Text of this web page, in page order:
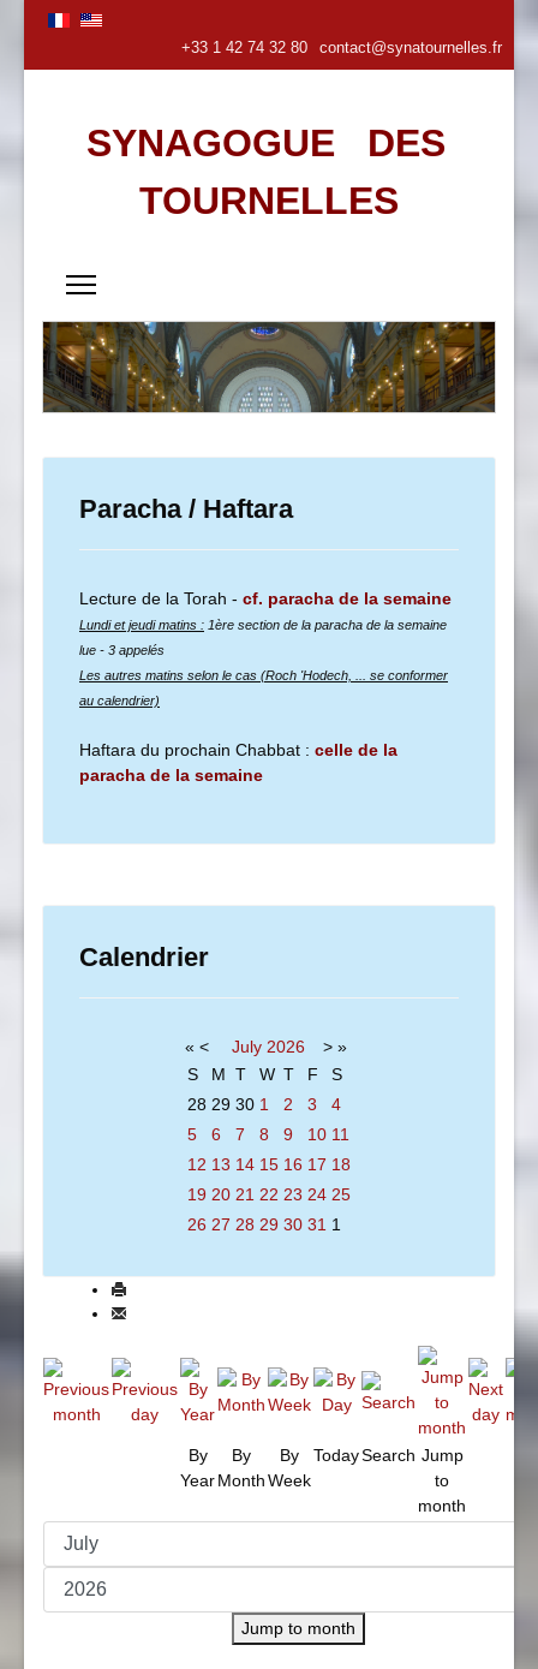
+33 1 42 74 32 80 contact@synatournelles.fr
SYNAGOGUE DES
TOURNELLES
Paracha / Haftara
Lecture de la Torah - cf. paracha de la semaine
Lundi et jeudi matins : 1ère section de la paracha de la semaine
lue - 3 appelés
Les autres matins selon le cas (Roch 'Hodech, ... se conformer
au calendrier)
Haftara du prochain Chabbat : celle de la
paracha de la semaine
Calendrier
« < July 2026 > »
S
M T W T F
S
28 29 30 1 2 3
4
5
6 7 8 9 10 11
12 13 14 15 16 17 18
19 20 21 22 23 24 25
26 27 28 29 30 31 1
By
Year
By
Month
By
Week
TodaySearch Jump
to
month
Jump to month